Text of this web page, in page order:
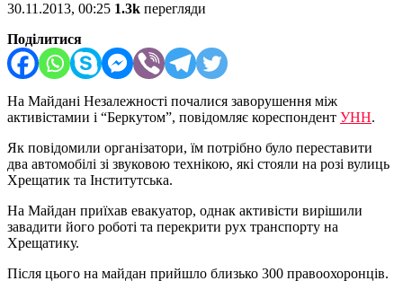
30.11.2013, 00:25 1.3k перегляди
Поділитися
На Майдані Незалежності почалися заворушення між
активістамии і “Беркутом”, повідомляє кореспондент УНН.
Як повідомили організатори, їм потрібно було переставити
два автомобілі зі звуковою технікою, які стояли на розі вулиць
Хрещатик та Інститутська.
На Майдан приїхав евакуатор, однак активісти вирішили
завадити його роботі та перекрити рух транспорту на
Хрещатику.
Після цього на майдан прийшло близько 300 правоохоронців.